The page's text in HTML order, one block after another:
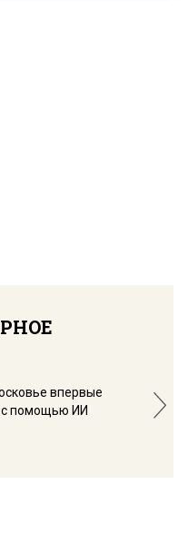
впервые
с помощью ИИ